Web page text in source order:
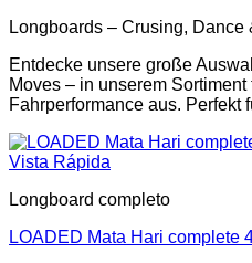
Longboards – Crusing, Dance
Entdecke unsere große
Moves – in unserem
Fahrperformance aus. Perfekt
Vista Rápida
Longboard completo
LOADED Mata Hari complete